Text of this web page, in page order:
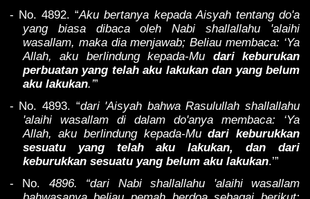
- No. 4892. “Aku bertanya kepada Aisyah tentang do'a
yang biasa dibaca oleh Nabi shallallahu 'alaihi
wasallam, maka dia menjawab; Beliau membaca: ‘Ya
Allah, aku berlindung kepada-Mu dari keburukan
perbuatan yang telah aku lakukan dan yang belum
aku lakukan.’”
- No. 4893. “dari 'Aisyah bahwa Rasulullah shallallahu
'alaihi wasallam di dalam do'anya membaca: ‘Ya
Allah, aku berlindung kepada-Mudari keburukkan
sesuatu yang telah aku lakukan, dan dari
keburukkan sesuatu yang belum aku lakukan.’”
- No. 4896. “dari Nabi shallallahu 'alaihi wasallam